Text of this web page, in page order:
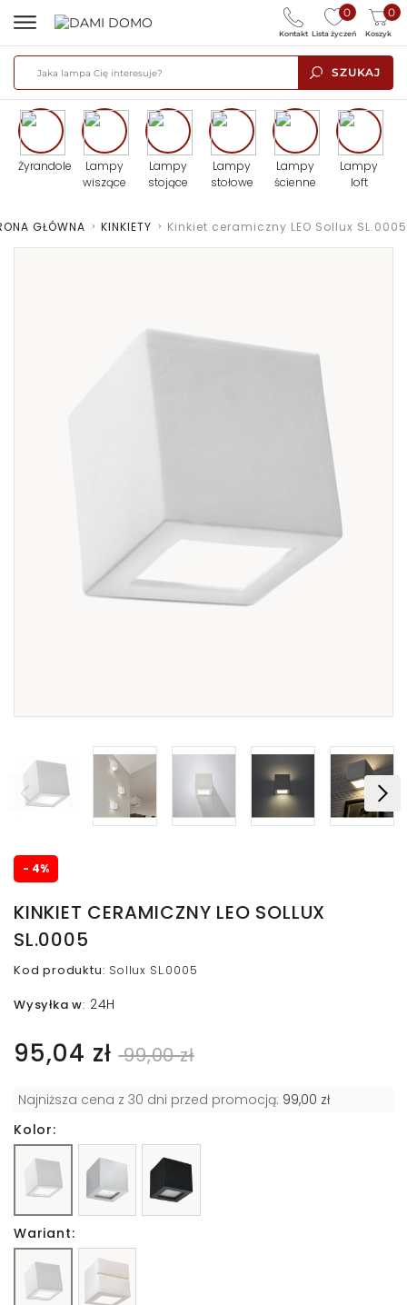
SZUKAJ
0
Lista życzeń
0
Koszyk
Kontakt
Żyrandole
Lampy
wiszące
Lampy
stojące
Lampy
stołowe
Lampy
ścienne
Lampy
loft
GŁÓWNA > KINKIETY > Kinkiet ceramiczny LEO Sollux SL.0005
- 4%
KINKIET CERAMICZNY LEO SOLLUX
SL.0005
Kod produktu: Sollux SL.0005
Wysyłka w: 24H
95,04 zł 99,00 zł
Najniższa cena z 30 dni przed promocją: 99,00 zł
Kolor:
Wariant: